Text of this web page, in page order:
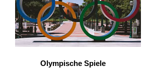
Olympische Spiele